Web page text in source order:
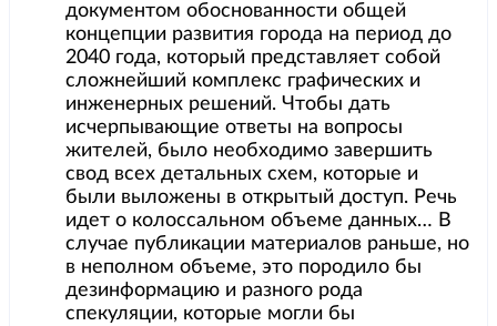
документом обоснованности общей
концепции развития города на период до
2040 года, который представляет собой
сложнейший комплекс графических и
инженерных решений. Чтобы дать
исчерпывающие ответы на вопросы
жителей, было необходимо завершить
свод всех детальных схем, которые и
были выложены в открытый доступ. Речь
идет о колоссальном объеме данных… В
случае публикации материалов раньше, но
в неполном объеме, это породило бы
дезинформацию и разного рода
спекуляции, которые могли бы